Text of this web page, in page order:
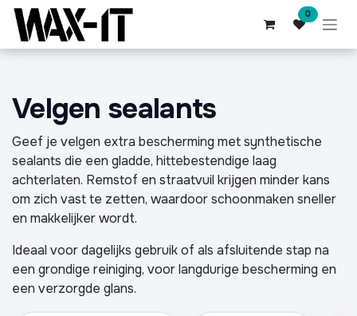
Overslaan naar inhoud 0
Velgen sealants
Geef je velgen extra bescherming met synthetische
sealants die een gladde, hittebestendige laag
achterlaten. Remstof en straatvuil krijgen minder kans
om zich vast te zetten, waardoor schoonmaken sneller
en makkelijker wordt.
Ideaal voor dagelijks gebruik of als afsluitende stap na
een grondige reiniging, voor langdurige bescherming en
een verzorgde glans.